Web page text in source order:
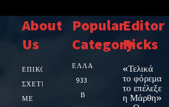
About
Us
ΕΠΙΚΟΙΝΩΝΙΑ
ΣΧΕΤΙΚΆ
ΜΕ
Popular
Category
ΕΛΛΑΔΑ
933
Β
Editor
Picks
«Τελικά
το φόρεμα
το επέλεξε
η Μάρθη»